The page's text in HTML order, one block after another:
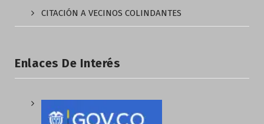
CITACIÓN A VECINOS COLINDANTES
Enlaces De Interés